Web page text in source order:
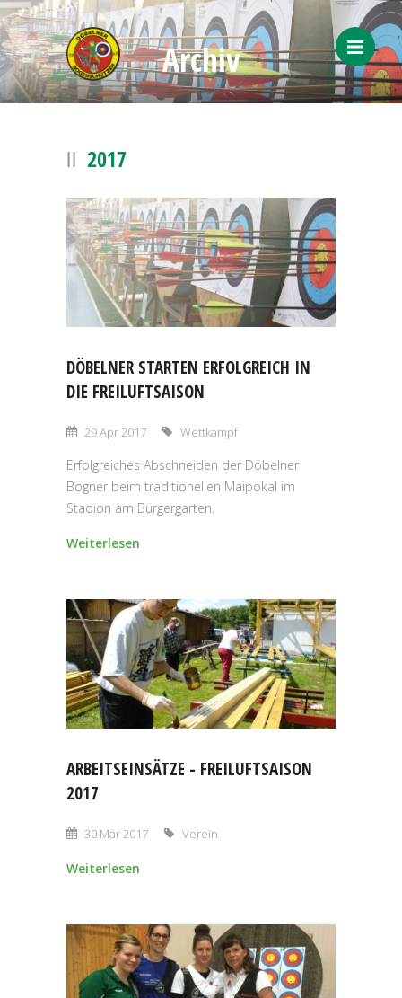
Menü
Archiv
2017
DÖBELNER STARTEN ERFOLGREICH IN
DIE FREILUFTSAISON
29 Apr 2017 Wettkampf
Erfolgreiches Abschneiden der Döbelner
Bogner beim traditionellen Maipokal im
Stadion am Bürgergarten.
Weiterlesen
ARBEITSEINSÄTZE - FREILUFTSAISON
2017
30 Mär 2017 Verein
Weiterlesen